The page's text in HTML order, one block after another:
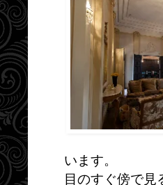
います。
目のすぐ傍で